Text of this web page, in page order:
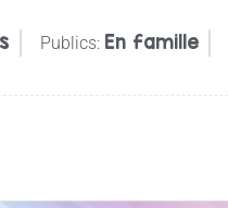
Publics: En famille